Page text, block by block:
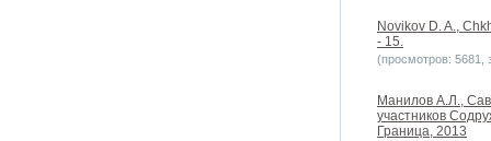
Novikov D. A.,
- 15.
(просмотров: 5681,
Манилов А.Л.,
участников
Граница, 2013